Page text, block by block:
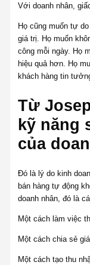
Với doanh nhân,
Họ cũng muốn tự
giá trị. Họ muốn
công mỗi ngày. Họ
hiệu quả hơn. Họ
khách hàng tin
Từ
kỹ năng
của
Đó là lý do kinh
bán hàng tự động
doanh nhân, đó là
Một cách làm việc
Một cách chia sẻ
Một cách tạo thu